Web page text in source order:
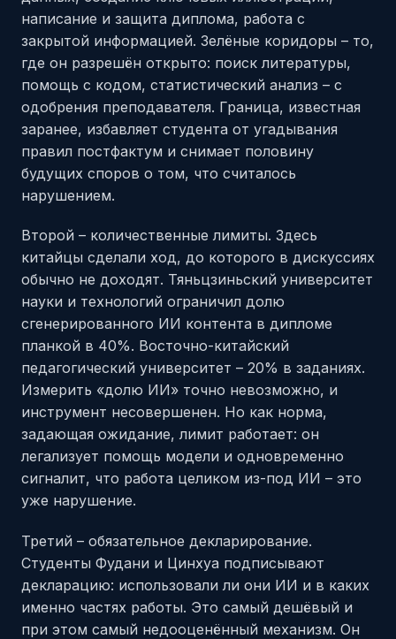
написание и защита диплома, работа с
закрытой информацией. Зелёные коридоры – то,
где он разрешён открыто: поиск литературы,
помощь с кодом, статистический анализ – с
одобрения преподавателя. Граница, известная
заранее, избавляет студента от угадывания
правил постфактум и снимает половину
будущих споров о том, что считалось
нарушением.
Второй – количественные лимиты. Здесь
китайцы сделали ход, до которого в дискуссиях
обычно не доходят. Тяньцзиньский университет
науки и технологий ограничил долю
сгенерированного ИИ контента в дипломе
планкой в 40%. Восточно-китайский
педагогический университет – 20% в заданиях.
Измерить «долю ИИ» точно невозможно, и
инструмент несовершенен. Но как норма,
задающая ожидание, лимит работает: он
легализует помощь модели и одновременно
сигналит, что работа целиком из-под ИИ – это
уже нарушение.
Третий – обязательное декларирование.
Студенты Фудани и Цинхуа подписывают
декларацию: использовали ли они ИИ и в каких
именно частях работы. Это самый дешёвый и
при этом самый недооценённый механизм. Он